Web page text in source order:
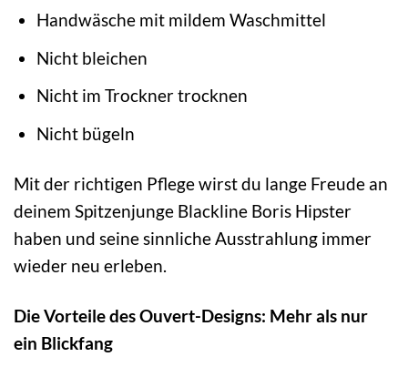
Handwäsche mit mildem Waschmittel
Nicht bleichen
Nicht im Trockner trocknen
Nicht bügeln
Mit der richtigen Pflege wirst du lange Freude an
deinem Spitzenjunge Blackline Boris Hipster
haben und seine sinnliche Ausstrahlung immer
wieder neu erleben.
Die Vorteile des Ouvert-Designs: Mehr als nur
ein Blickfang